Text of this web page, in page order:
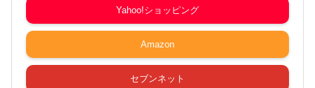
Yahoo!ショッピング
Amazon
セブンネット